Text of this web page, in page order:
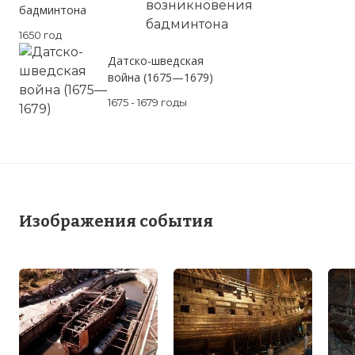
бадминтона
1650 год
Датско-шведская
война (1675—1679)
1675 - 1679 годы
Изображения события
☓